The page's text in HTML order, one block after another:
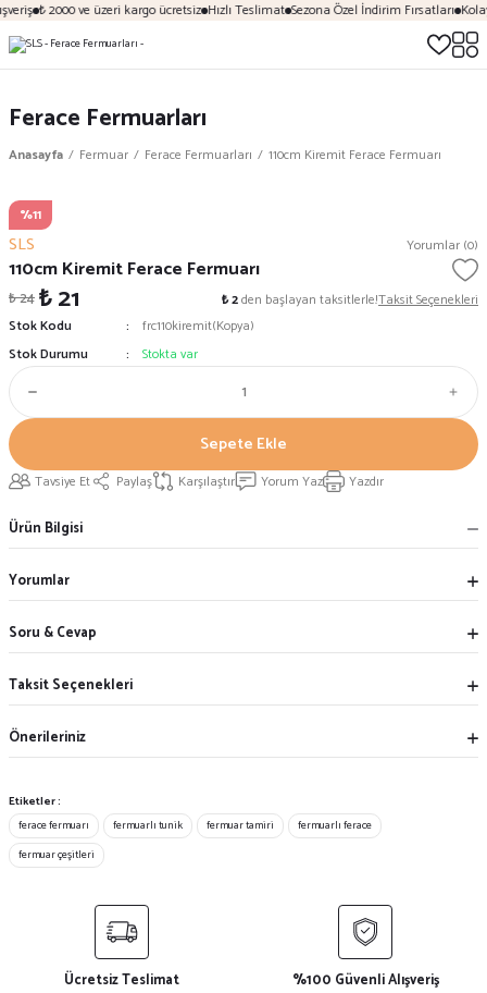
₺ 2000 ve üzeri kargo ücretsiz Hızlı Teslimat Sezona Özel İndirim Fırsatları
Ferace Fermuarları
Anasayfa Fermuar Ferace Fermuarları 110cm Kiremit Ferace Fermuarı
%11
SLS Yorumlar (0)
110cm Kiremit Ferace Fermuarı
₺ 24₺ 21 ₺ 2den başlayan taksitlerle!Taksit Seçenekleri
Stok Kodu
frc110kiremit(Kopya)
Stok Durumu
Stokta var
Sepete Ekle
Tavsiye Et Paylaş Karşılaştır Yorum Yaz Yazdır
Ürün Bilgisi
Yorumlar
Soru & Cevap
Taksit Seçenekleri
Önerileriniz
Etiketler :
ferace fermuarı
fermuarlı tunik fermuar tamiri
fermuarlı ferace
fermuar çeşitleri
Ücretsiz Teslimat %100 Güvenli Alışveriş